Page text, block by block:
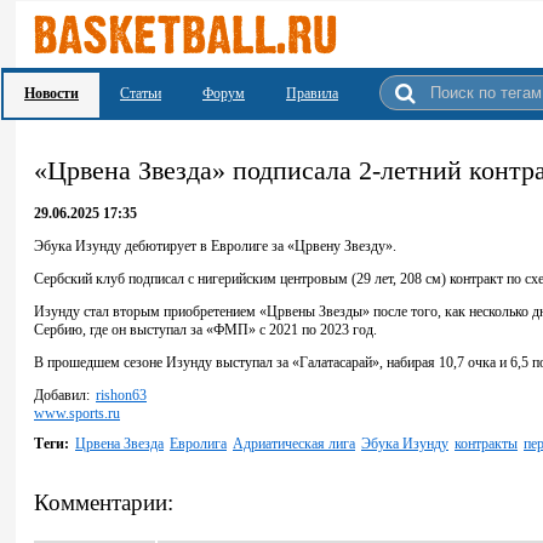
Новости Статьи Форум Правила
«Црвена Звезда» подписала 2-летний
29.06.2025 17:35
Эбука Изунду дебютирует в Евролиге за «Црвену Звезду».
Сербский клуб подписал с нигерийским центровым (29 лет, 208 см) контракт по
Изунду стал вторым приобретением «Црвены Звезды» после того, как
Сербию, где он выступал за «ФМП» с 2021 по 2023 год.
В прошедшем сезоне Изунду выступал за «Галатасарай», набирая 10,7 очка и 6,5
Добавил: rishon63
www.sports.ru
Теги: Црвена Звезда Евролига Адриатическая лига Эбука Изунду контракты
Комментарии: